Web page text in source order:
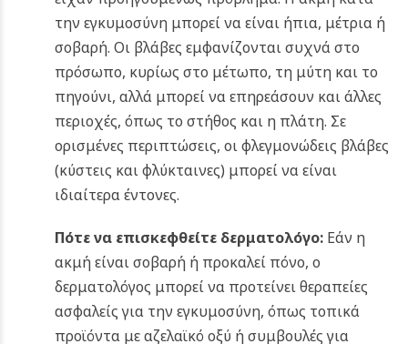
την εγκυμοσύνη μπορεί να είναι ήπια, μέτρια ή
σοβαρή. Οι βλάβες εμφανίζονται συχνά στο
πρόσωπο, κυρίως στο μέτωπο, τη μύτη και το
πηγούνι, αλλά μπορεί να επηρεάσουν και άλλες
περιοχές, όπως το στήθος και η πλάτη. Σε
ορισμένες περιπτώσεις, οι φλεγμονώδεις βλάβες
(κύστεις και φλύκταινες) μπορεί να είναι
ιδιαίτερα έντονες.
Πότε να επισκεφθείτε δερματολόγο: Εάν η
ακμή είναι σοβαρή ή προκαλεί πόνο, ο
δερματολόγος μπορεί να προτείνει θεραπείες
ασφαλείς για την εγκυμοσύνη, όπως τοπικά
προϊόντα με αζελαϊκό οξύ ή συμβουλές για